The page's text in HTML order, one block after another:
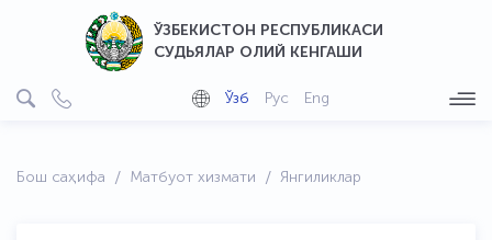
ЎЗБЕКИСТОН РЕСПУБЛИКАСИ
СУДЬЯЛАР ОЛИЙ КЕНГАШИ
Ўзб Рус Eng
Бош саҳифа Матбуот хизмати Янгиликлар